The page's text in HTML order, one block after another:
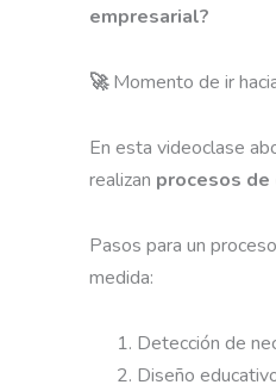
empresarial?
🚀Momento de ir
En esta videoclase
realizan procesos de
Pasos para un
medida:
Detección de
Diseño